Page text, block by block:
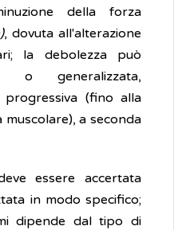
della forza
, dovuta all'alterazione
la debolezza può
o generalizzata,
(fino alla
muscolare), a seconda
essere accertata
in modo specifico;
dipende dal tipo di